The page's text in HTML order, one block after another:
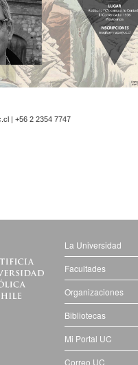
| +56 2 2354 7747
La Universidad
Facultades
Organizaciones
Bibliotecas
Mi Portal UC
Correo UC